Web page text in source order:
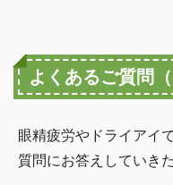
よくあるご質問（
眼精疲労やドライアイ
質問にお答えしていき